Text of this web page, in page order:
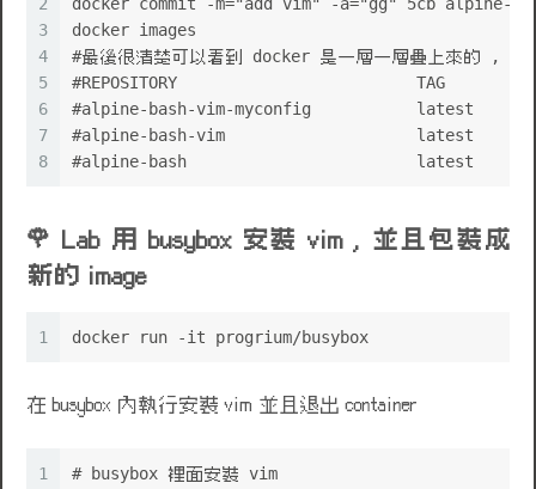
3
4
5
6
7
8
docker images
#最後很清楚可以看到 docker 是一層一層疊上來的 , 所
#REPOSITORY                         TAG
#alpine-bash-vim-myconfig           latest
#alpine-bash-vim                    latest
#alpine-bash                        latest
Lab 用 busybox 安裝 vim , 並且包裝成
新的 image
1 docker run -it progrium/busybox
在 busybox 內執行安裝 vim 並且退出 container
1
# busybox 裡面安裝 vim